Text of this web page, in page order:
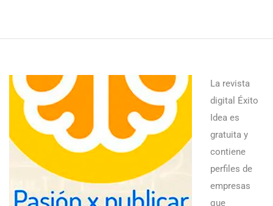
La revista
digital Éxito
Idea es
gratuita y
contiene
perfiles de
empresas
que